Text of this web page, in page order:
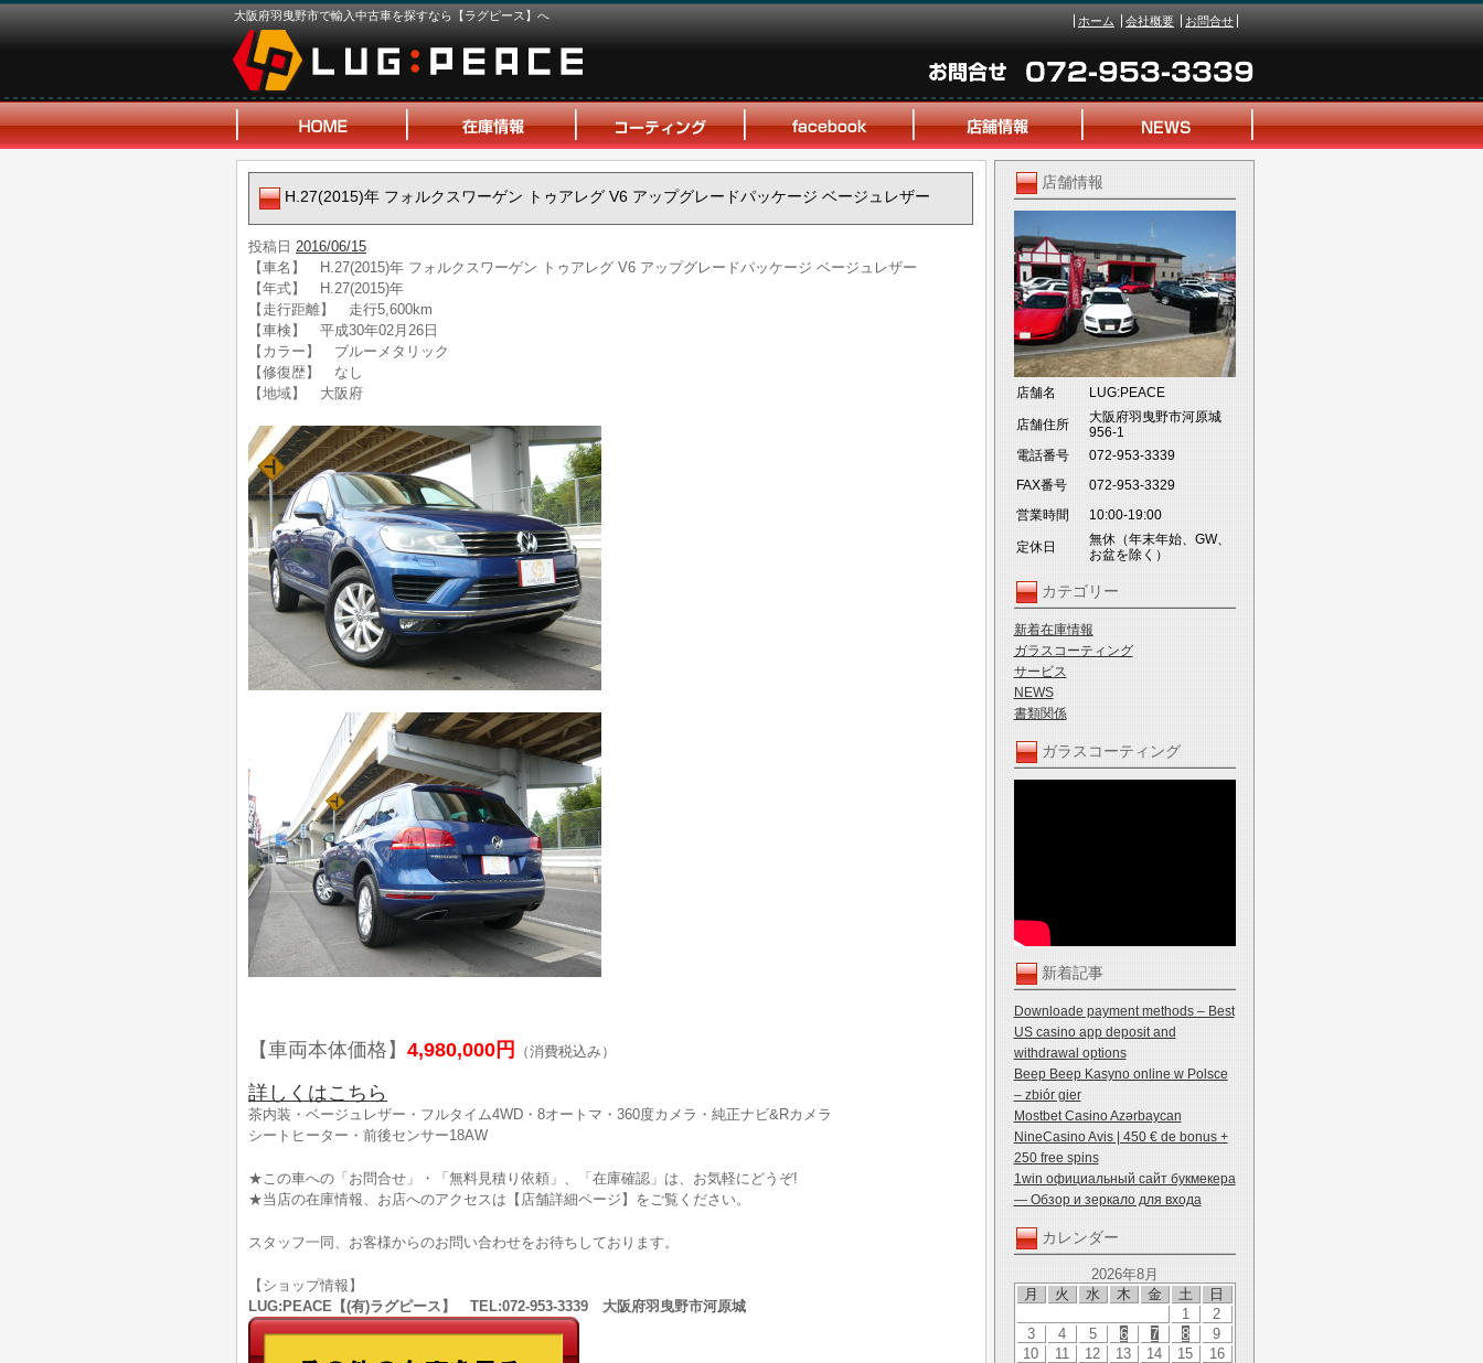
大阪府羽曳野市で輸入中古車を探すなら【ラグピース】へ ホーム 会社概要 お問合せ
店舗情報
店舗名 LUG:PEACE
店舗住所
大阪府羽曳野市河原城
956-1
電話番号
072-953-3339
FAX番号
072-953-3329
営業時間
10:00-19:00
定休日
無休（年末年始、GW、
お盆を除く）
カテゴリー
新着在庫情報
ガラスコーティング
サービス
NEWS
書類関係
ガラスコーティング
新着記事
Downloade payment methods – Best
US casino app deposit and
withdrawal options
Beep Beep Kasyno online w Polsce
– zbiór gier
Mostbet Casino Azərbaycan
NineCasino Avis | 450 € de bonus +
250 free spins
1win официальный сайт букмекера
— Обзор и зеркало для входа
カレンダー
2026年8月
月
火 水 木 金 土 日
1
2
3
4 5 6 7 8
9
10
11 12 13 14 15
16
H.27(2015)年 フォルクスワーゲン トゥアレグ V6 アップグレードパッケージ ベージュレザー
投稿日 2016/06/15
【車名】 H.27(2015)年 フォルクスワーゲン トゥアレグ V6 アップグレードパッケージ ベージュレザー
【年式】 H.27(2015)年
【走行距離】 走行5,600km
【車検】 平成30年02月26日
【カラー】 ブルーメタリック
【修復歴】 なし
【地域】 大阪府
【車両本体価格】 4,980,000円 （消費税込み）
詳しくはこちら
茶内装・ベージュレザー・フルタイム4WD・8オートマ・360度カメラ・純正ナビ&Rカメラ
シートヒーター・前後センサー18AW
★この車への「お問合せ」・「無料見積り依頼」、「在庫確認」は、お気軽にどうぞ!
★当店の在庫情報、お店へのアクセスは【店舗詳細ページ】をご覧ください。
スタッフ一同、お客様からのお問い合わせをお待ちしております。
【ショップ情報】
LUG:PEACE【(有)ラグピース】 TEL:072-953-3339 大阪府羽曳野市河原城